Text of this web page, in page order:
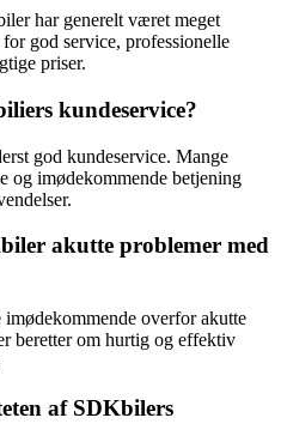
har generelt været meget
god service, professionelle
priser.
kundeservice?
god kundeservice. Mange
og imødekommende betjening
akutte problemer med
overfor akutte
beretter om hurtig og effektiv
af SDKbilers